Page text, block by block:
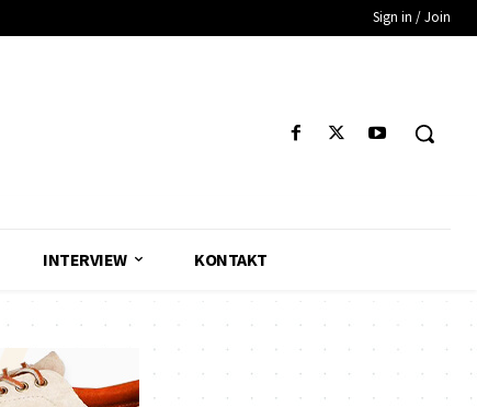
Sign in / Join
INTERVIEW KONTAKT